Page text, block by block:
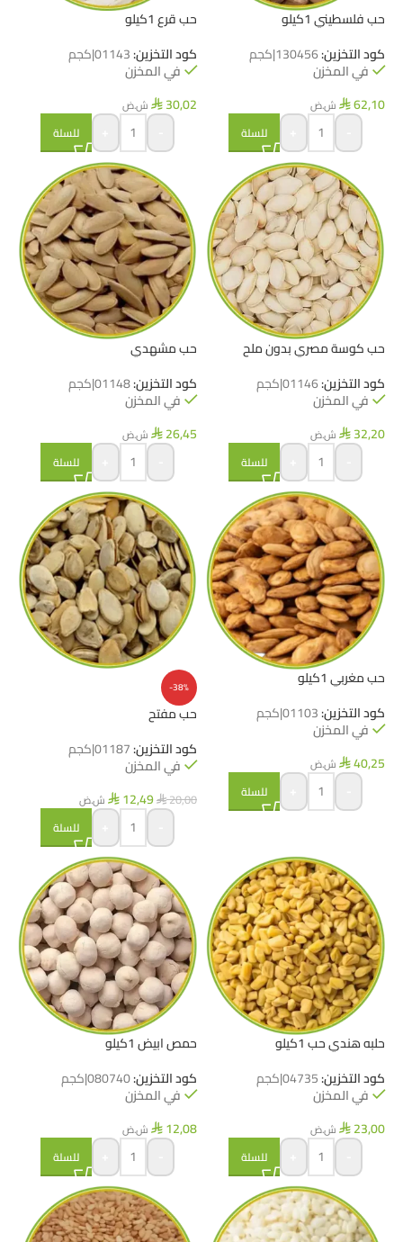
حب فلسطيني 1كيلو
كود التخزين:130456|كجم
في المخزن
⃁ 62,10 ش.ض
للسلة
حب قرع 1كيلو
كود التخزين:01143|كجم
في المخزن
⃁ 30,02 ش.ض
للسلة
حب كوسة مصري بدون ملح
كود التخزين:01146|كجم
في المخزن
⃁ 32,20 ش.ض
للسلة
حب مشهدي
كود التخزين:01148|كجم
في المخزن
⃁ 26,45 ش.ض
للسلة
حب مغربي 1كيلو
كود التخزين:01103|كجم
في المخزن
⃁ 40,25 ش.ض
للسلة
-38%
حب مفتح
كود التخزين:01187|كجم
في المخزن
⃁20,00
⃁ 12,49 ش.ض
للسلة
حلبه هندي حب 1كيلو
كود التخزين:04735|كجم
في المخزن
⃁ 23,00 ش.ض
للسلة
حمص ابيض 1كيلو
كود التخزين:080740|كجم
في المخزن
⃁ 12,08 ش.ض
للسلة